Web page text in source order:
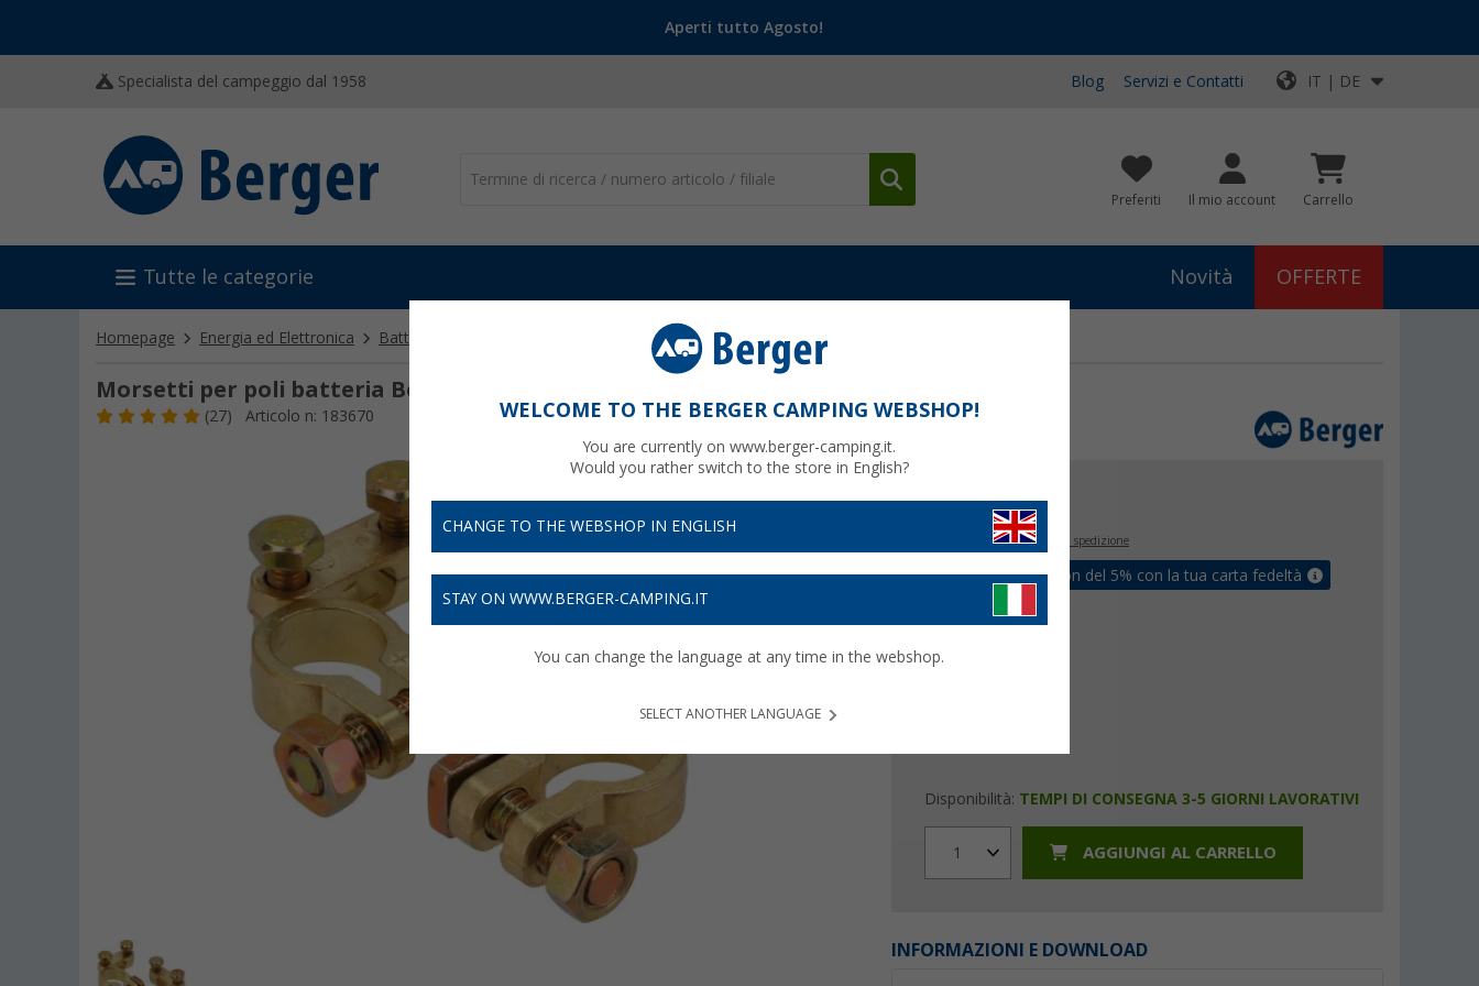
Aperti tutto Agosto!
Specialista del campeggio dal 1958 Blog Servizi e Contatti IT | DE
Preferiti Il mio account Carrello
Tutte le categorie Novità OFFERTE
Homepage Energia ed Elettronica Batterie Morsetti per poli batteria Berger
Morsetti per poli batteria Berger
(27) Articolo n: 183670
8, €
Prezzi IVA inclusa+ Spese di spedizione
Assicurati un coupon del 5% con la tua carta fedeltà
Disponibilità: TEMPI DI CONSEGNA 3-5 GIORNI LAVORATIVI
1 AGGIUNGI AL CARRELLO
INFORMAZIONI E DOWNLOAD
WELCOME TO THE BERGER CAMPING WEBSHOP!
You are currently on www.berger-camping.it.
Would you rather switch to the store in English?
CHANGE TO THE WEBSHOP IN ENGLISH
STAY ON WWW.BERGER-CAMPING.IT
You can change the language at any time in the webshop.
SELECT ANOTHER LANGUAGE